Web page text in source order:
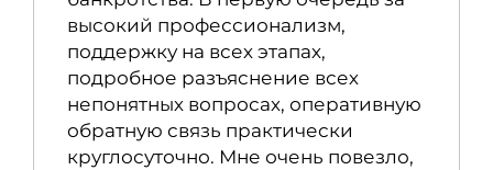
высокий профессионализм,
поддержку на всех этапах,
подробное разъяснение всех
непонятных вопросах, оперативную
обратную связь практически
круглосуточно. Мне очень повезло,